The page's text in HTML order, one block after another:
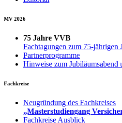
MV 2026
75 Jahre VVB
Fachtagungen zum 75-jährigen
Partnerprogramme
Hinweise zum Jubiläumsabend
Fachkreise
Neugründung des Fachkreises
„Masterstudiengang
Fachkreise Ausblick